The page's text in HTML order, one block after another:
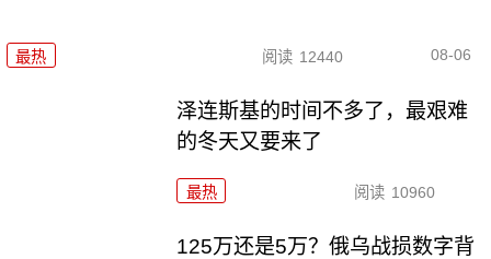
最热 阅读 12440 08-06
泽连斯基的时间不多了，最艰难
的冬天又要来了
最热 阅读 10960
125万还是5万？俄乌战损数字背